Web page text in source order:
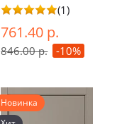
(1)
761.40 р.
846.00 р. -10%
Новинка